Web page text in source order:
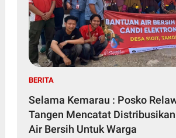
BERITA
Selama Kemarau : Posko Relawan Ganefo
Tangen Mencatat
Air Bersih Untuk Warga